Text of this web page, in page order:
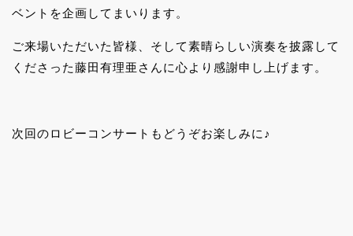
ベントを企画してまいります。
ご来場いただいた皆様、そして素晴らしい演奏を披露して
くださった藤田有理亜さんに心より感謝申し上げます。
次回のロビーコンサートもどうぞお楽しみに♪